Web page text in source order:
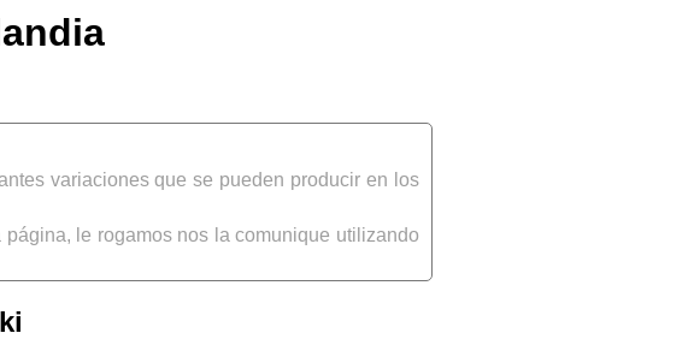
variaciones que se pueden producir en los
le rogamos nos la comunique utilizando